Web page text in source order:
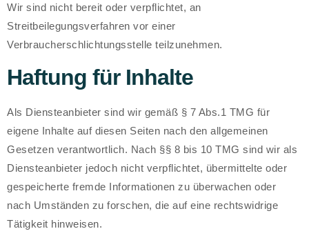
Wir sind nicht bereit oder verpflichtet, an
Streitbeilegungsverfahren vor einer
Verbraucherschlichtungsstelle teilzunehmen.
Haftung für Inhalte
Als Diensteanbieter sind wir gemäß § 7 Abs.1 TMG für
eigene Inhalte auf diesen Seiten nach den allgemeinen
Gesetzen verantwortlich. Nach §§ 8 bis 10 TMG sind wir als
Diensteanbieter jedoch nicht verpflichtet, übermittelte oder
gespeicherte fremde Informationen zu überwachen oder
nach Umständen zu forschen, die auf eine rechtswidrige
Tätigkeit hinweisen.